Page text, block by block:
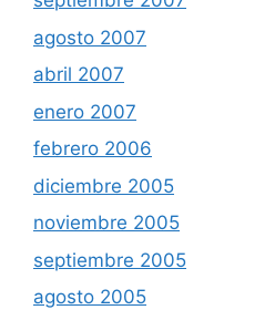
agosto 2007
abril 2007
enero 2007
febrero 2006
diciembre 2005
noviembre 2005
septiembre 2005
agosto 2005